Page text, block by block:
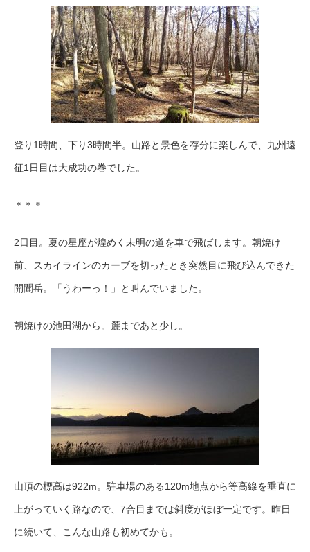
登り1時間、下り3時間半。山路と景色を存分に楽しんで、九州遠
征1日目は大成功の巻でした。
＊＊＊
2日目。夏の星座が煌めく未明の道を車で飛ばします。朝焼け
前、スカイラインのカーブを切ったとき突然目に飛び込んできた
開聞岳。「うわーっ！」と叫んでいました。
朝焼けの池田湖から。麓まであと少し。
山頂の標高は922m。駐車場のある120m地点から等高線を垂直に
上がっていく路なので、7合目までは斜度がほぼ一定です。昨日
に続いて、こんな山路も初めてかも。